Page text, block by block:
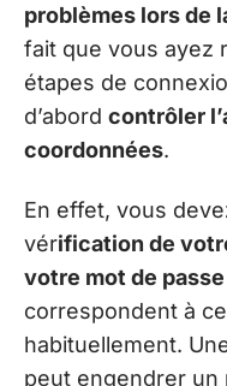
problèmes lors de
fait que vous ayez
étapes de
d’abord contrôler
coordonnées.
En effet, vous
vérification de
votre mot de passe
correspondent à
habituellement.
peut engendrer un